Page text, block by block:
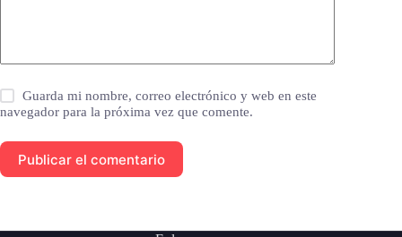
Guarda mi nombre, correo electrónico y web en este
navegador para la próxima vez que comente.
Publicar el comentario